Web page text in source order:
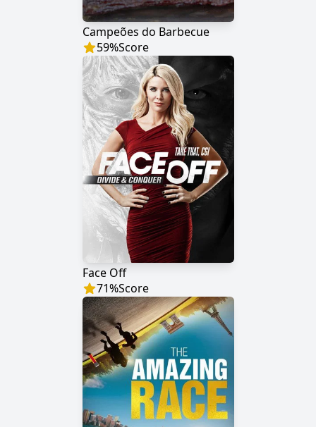
Campeões do Barbecue
59%Score
Face Off
71%Score